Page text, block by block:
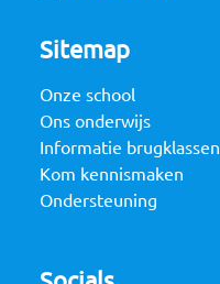
Sitemap
Onze school
Ons onderwijs
Informatie brugklassen
Kom kennismaken
Ondersteuning